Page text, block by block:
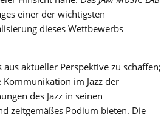
einer der wichtigsten
dieses Wettbewerbs
aktueller Perspektive zu schaffen;
im Jazz der
des Jazz in seinen
zeitgemäßes Podium bieten. Die